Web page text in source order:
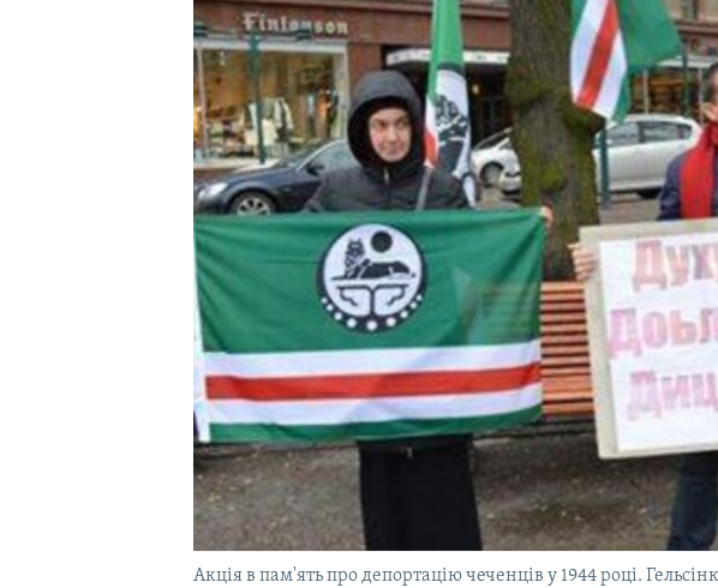
УКРАЇНСЬКА ПРОБЛЕМА КРИМУ
Акція в пам'ять про депортацію чеченців у 1944 році.